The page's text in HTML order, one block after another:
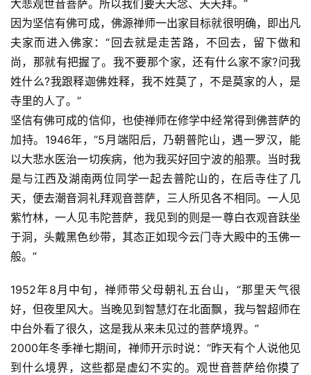
大悲观世音菩萨。所以我们要天天念、天天拜。”
因为坚信有佛可成，佛源禅师一出家目标就很明确，即出凡
夫家而进入佛家：“回去就是走苦路，不回去，留下做和
尚，那就有把握了。我不要那个家，还有什么家不家?问我
姓什么?我跟释迦佛姓释，我不姓莫了，不是莫家的人，是
寺里的人了。”
坚信有佛可成的信仰，也使禅师在修学中经常得到佛菩萨的
加持。1946年，“5月端阳后，乃朝普陀山，遇一罗汉，能
以大悲水医治一切疾病，他为我买好回宁波的船票。当时我
是与江西及湖南两位同学一起去普陀山的，在后寺住了几
天，便去潮音洞礼拜观音菩萨，三人所见各不相同。一人见
紫竹林，一人见韦陀菩萨，我见到的则是一尊白衣观音趺坐
于洞，头戴黑色纱带，其态正如现今云门寺大殿中的玉佛一
般。”
1952年8月中旬，禅师带父母朝礼五台山，“那里天气很
好，但夜里风大。当晚见到智慧灯在北面飘，我与智超师在
中台外看了很久，这是我从来未见过的菩萨境界。”
2000年冬季禅七期间，禅师开示时说：“昨天有个人说他见
到什么境界，这些都是虚幻不实的。观世音菩萨给你摸了